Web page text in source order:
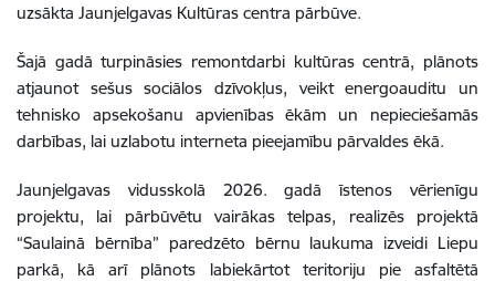
uzsākta Jaunjelgavas Kultūras centra pārbūve.
Šajā gadā turpināsies remontdarbi kultūras centrā, plānots
atjaunot sešus sociālos dzīvokļus, veikt energoauditu un
tehnisko apsekošanu apvienības ēkām un nepieciešamās
darbības, lai uzlabotu interneta pieejamību pārvaldes ēkā.
Jaunjelgavas vidusskolā 2026. gadā īstenos vērienīgu
projektu, lai pārbūvētu vairākas telpas, realizēs projektā
“Saulainā bērnība” paredzēto bērnu laukuma izveidi Liepu
parkā, kā arī plānots labiekārtot teritoriju pie asfaltētā